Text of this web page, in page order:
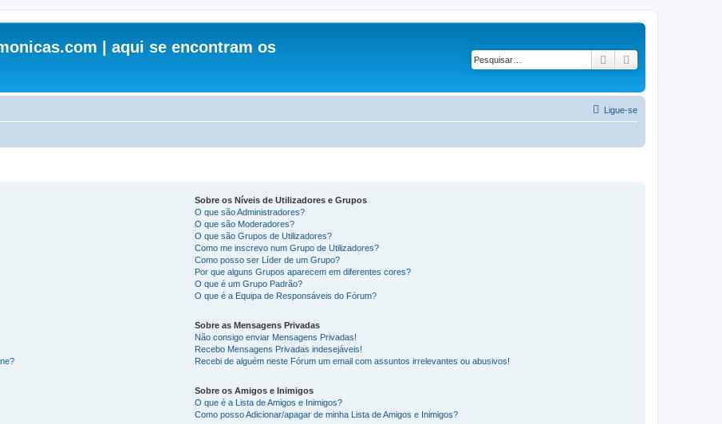
| aqui se encontram os
Pesquisar
Ligue-se
Sobre os Níveis de Utilizadores e Grupos
O que são Administradores?
O que são Moderadores?
O que são Grupos de Utilizadores?
Como me inscrevo num Grupo de Utilizadores?
Como posso ser Líder de um Grupo?
Por que alguns Grupos aparecem em diferentes cores?
O que é um Grupo Padrão?
O que é a Equipa de Responsáveis do Fórum?
Sobre as Mensagens Privadas
Não consigo enviar Mensagens Privadas!
Recebo Mensagens Privadas indesejáveis!
Recebi de alguém neste Fórum um email com assuntos irrelevantes ou abusivos!
Sobre os Amigos e Inimigos
O que é a Lista de Amigos e Inimigos?
Como posso Adicionar/apagar de minha Lista de Amigos e Inimigos?